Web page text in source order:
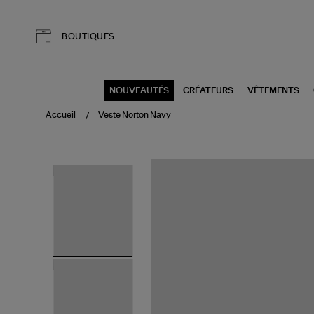
BOUTIQUES
NOUVEAUTÉS CRÉATEURS VÊTEMENTS
Accueil Veste Norton Navy